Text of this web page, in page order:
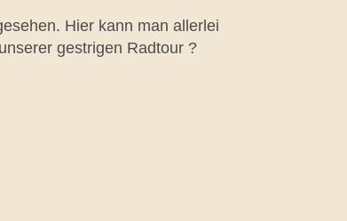
Hier kann man allerlei
gestrigen Radtour ?